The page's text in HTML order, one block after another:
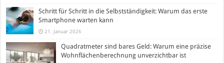
Schritt für Schritt in die Selbstständigkeit: Warum das erste
Smartphone warten kann
21. Januar 2026
Quadratmeter sind bares Geld: Warum eine präzise
Wohnflächenberechnung unverzichtbar ist